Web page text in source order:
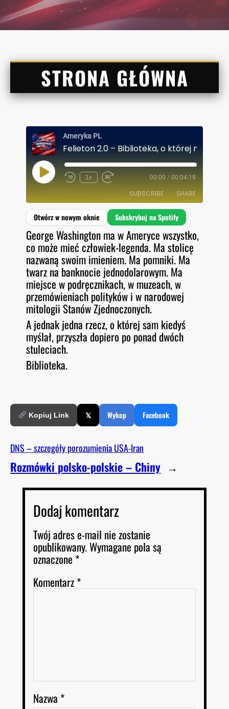
STRONA GŁÓWNA
Ameryka PL
P
L
P
I
O
D
E
1x 00:00 / 00:04:19
SUBSCRIBE SHARE
Spotify
RSS FEED
SHARE
LINK
EMBED
George Washington ma w Ameryce wszystko,
co może mieć człowiek-legenda. Ma stolicę
nazwaną swoim imieniem. Ma pomniki. Ma
twarz na banknocie jednodolarowym. Ma
miejsce w podręcznikach, w muzeach, w
przemówieniach polityków i w narodowej
mitologii Stanów Zjednoczonych.
A jednak jedna rzecz, o której sam kiedyś
myślał, przyszła dopiero po ponad dwóch
stuleciach.
Biblioteka.
Kopiuj Link 𝕏 Wykop Facebook
DNS – szczegóły porozumienia USA-Iran
Rozmówki polsko-polskie – Chiny →
Dodaj komentarz
Twój adres e-mail nie zostanie
opublikowany.Wymagane pola są
oznaczone *
Komentarz*
Nazwa *